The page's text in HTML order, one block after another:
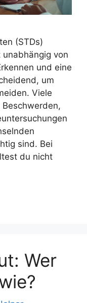
(STDs)
von
und eine
um
Viele
sind. Bei
du nicht
Wer